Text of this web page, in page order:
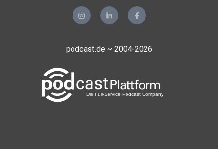
podcast.de ~ 2004-2026